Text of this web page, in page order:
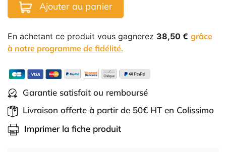
Ajouter au panier
En achetant ce produit vous gagnerez 38,50 € grâce
à notre programme de fidélité.
Garantie satisfait ou remboursé
Livraison offerte à partir de 50€ HT en Colissimo
Imprimer la fiche produit